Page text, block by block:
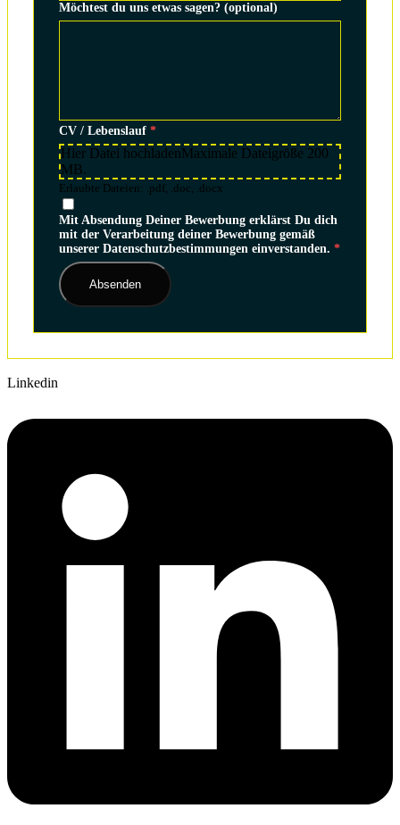
Möchtest du uns etwas sagen? (optional)
CV / Lebenslauf *
Hier Datei hochladenMaximale Dateigröße 200
MB.
Erlaubte Dateien: .pdf, .doc, .docx
Mit Absendung Deiner Bewerbung erklärst Du dich
mit der Verarbeitung deiner Bewerbung gemäß
unserer Datenschutzbestimmungen einverstanden. *
Linkedin